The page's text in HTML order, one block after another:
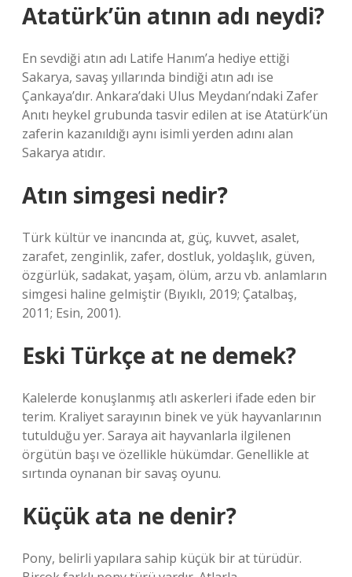
Atatürk’ün atının adı neydi?
En sevdiği atın adı Latife Hanım’a hediye ettiği
Sakarya, savaş yıllarında bindiği atın adı ise
Çankaya’dır. Ankara’daki Ulus Meydanı’ndaki Zafer
Anıtı heykel grubunda tasvir edilen at ise Atatürk’ün
zaferin kazanıldığı aynı isimli yerden adını alan
Sakarya atıdır.
Atın simgesi nedir?
Türk kültür ve inancında at, güç, kuvvet, asalet,
zarafet, zenginlik, zafer, dostluk, yoldaşlık, güven,
özgürlük, sadakat, yaşam, ölüm, arzu vb. anlamların
simgesi haline gelmiştir (Bıyıklı, 2019; Çatalbaş,
2011; Esin, 2001).
Eski Türkçe at ne demek?
Kalelerde konuşlanmış atlı askerleri ifade eden bir
terim. Kraliyet sarayının binek ve yük hayvanlarının
tutulduğu yer. Saraya ait hayvanlarla ilgilenen
örgütün başı ve özellikle hükümdar. Genellikle at
sırtında oynanan bir savaş oyunu.
Küçük ata ne denir?
Pony, belirli yapılara sahip küçük bir at türüdür.